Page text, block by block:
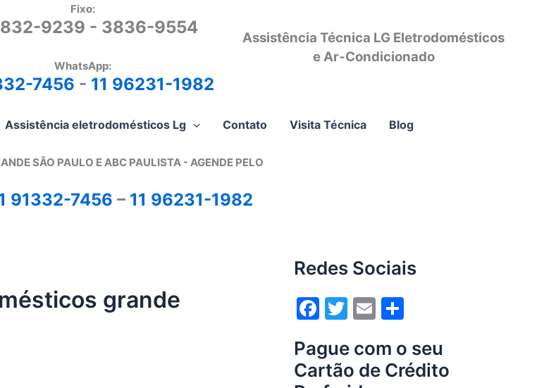
Fixo:
9239 - 3836-9554
WhatsApp:
7456 - 11 96231-1982
Assistência Técnica LG Eletrodomésticos
e Ar-Condicionado
Assistência eletrodomésticos Lg Contato Visita Técnica Blog
SÃO PAULO E ABC PAULISTA - AGENDE PELO
91332-7456 – 11 96231-1982
grande
Redes Sociais
F
c
e
T
itt
er
E
ai
l
ar
e
Pague com o seu
Cartão de Crédito